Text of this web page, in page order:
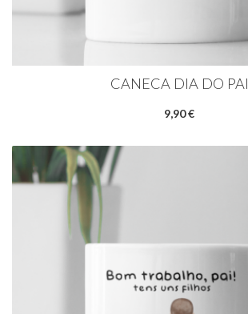
CANECA DIA DO PAI
9,90 €